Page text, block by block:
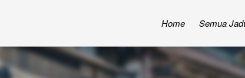
Home Semua